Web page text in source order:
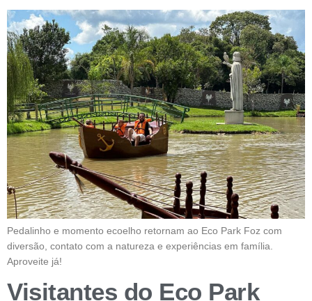
Pedalinho e momento ecoelho retornam ao Eco Park Foz com
diversão, contato com a natureza e experiências em família.
Aproveite já!
Visitantes do Eco Park